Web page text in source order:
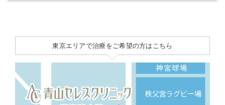
東京エリアで治療をご希望の方はこちら